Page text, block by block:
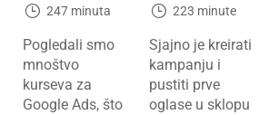
247 minuta
Pogledali smo
mnoštvo
kurseva za
Google Ads, što
223 minute
Sjajno je kreirati
kampanju i
pustiti prve
oglase u sklopu